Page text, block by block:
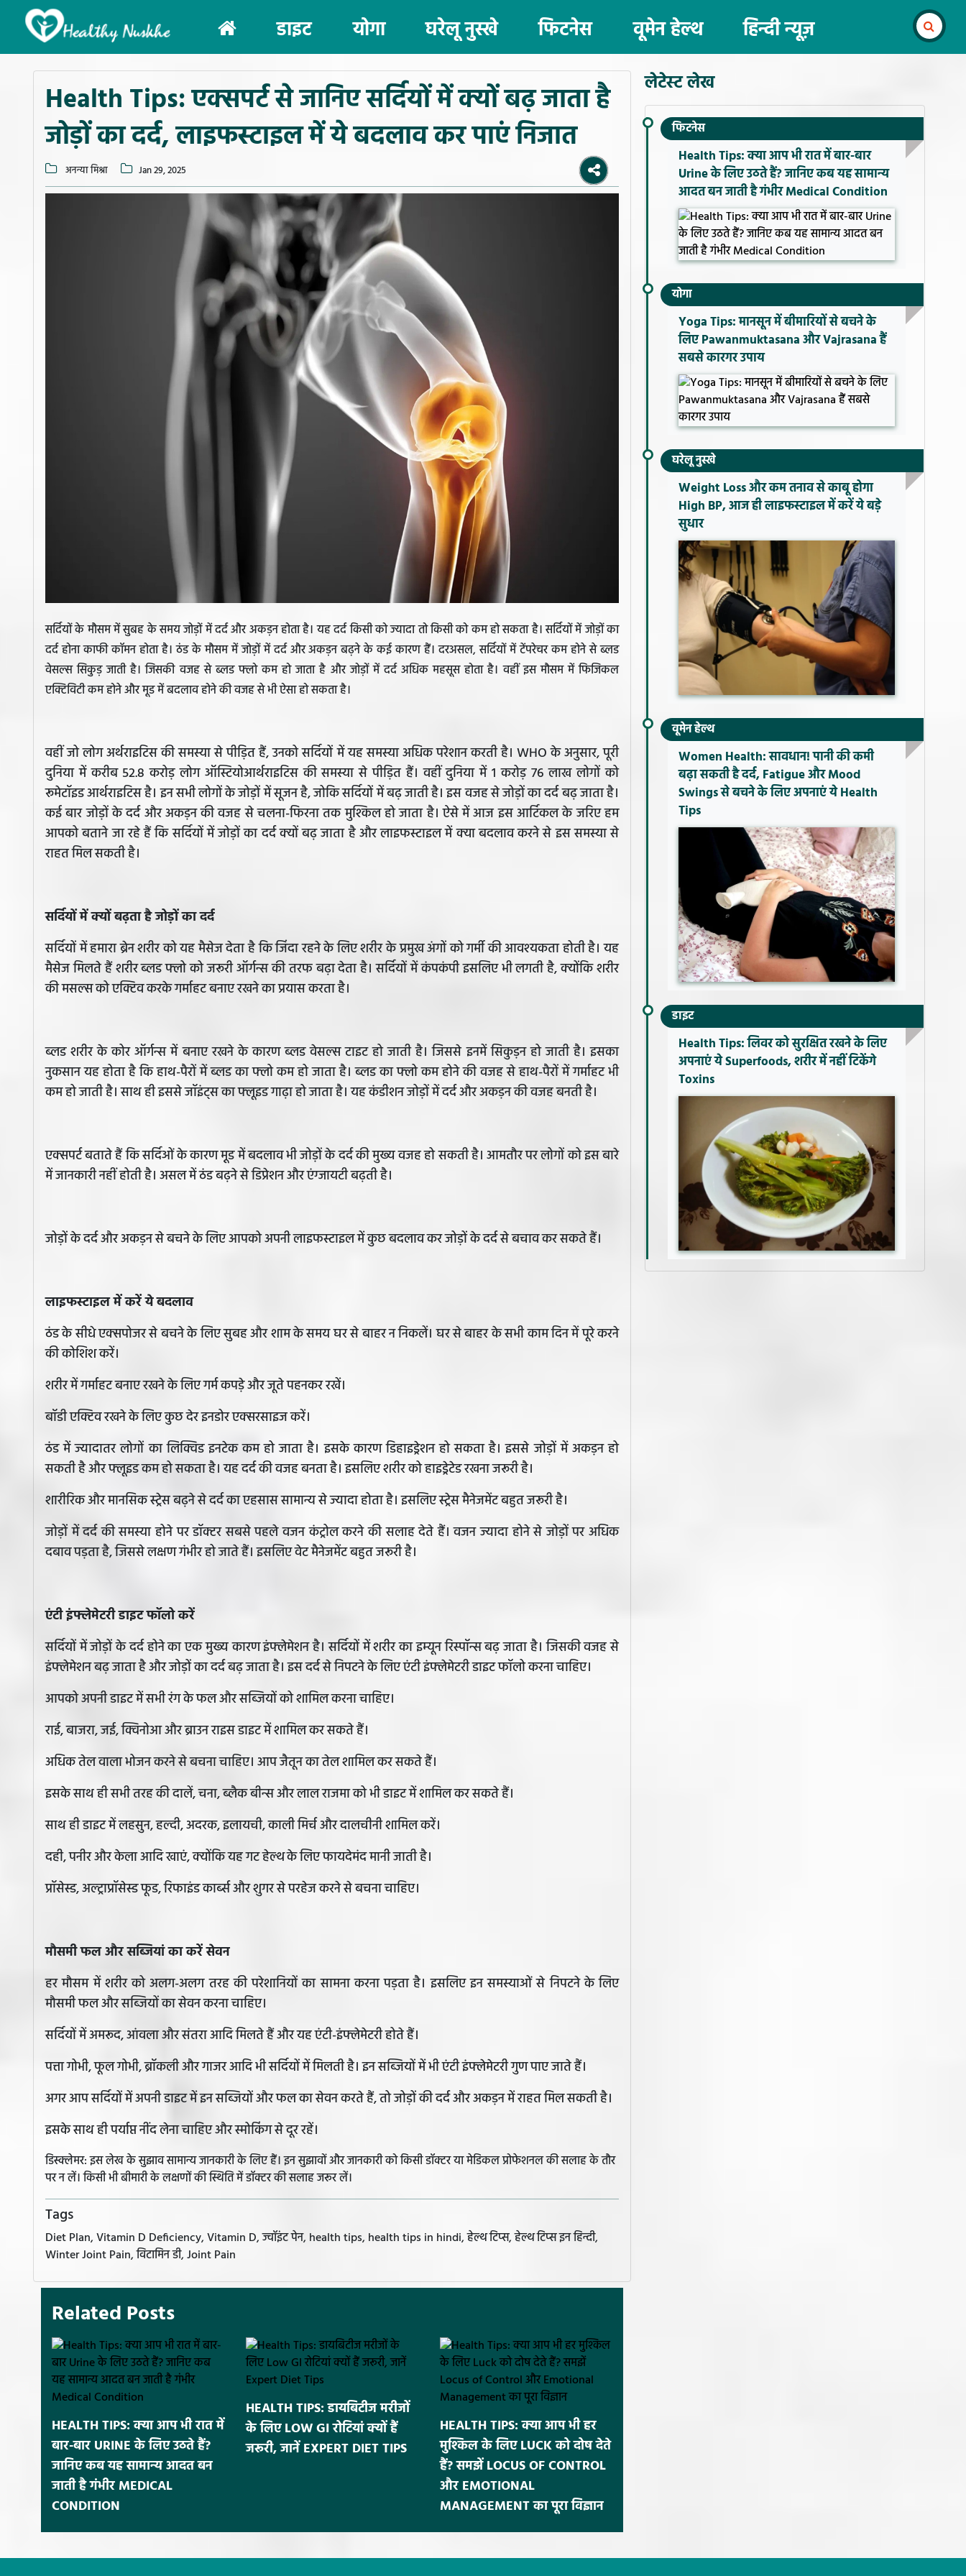
(current)
डाइट योगा घरेलू नुस्खे फिटनेस वूमेन हेल्थ हिन्दी न्यूज़
Health Tips: एक्सपर्ट से जानिए सर्दियों में क्यों बढ़ जाता है
जोड़ों का दर्द, लाइफस्टाइल में ये बदलाव कर पाएं निजात
अनन्या मिश्रा Jan 29, 2025
सर्दियों के मौसम में सुबह के समय जोड़ों में दर्द और अकड़न होता है। यह दर्द किसी को ज्यादा तो किसी को कम हो सकता है। सर्दियों में जोड़ों का
दर्द होना काफी कॉमन होता है। ठंड के मौसम में जोड़ों में दर्द और अकड़न बढ़ने के कई कारण हैं। दरअसल, सर्दियों में टेंपरेचर कम होने से ब्लड
वेसल्स सिकुड़ जाती है। जिसकी वजह से ब्लड फ्लो कम हो जाता है और जोड़ों में दर्द अधिक महसूस होता है। वहीं इस मौसम में फिजिकल
एक्टिविटी कम होने और मूड में बदलाव होने की वजह से भी ऐसा हो सकता है।
वहीं जो लोग अर्थराइटिस की समस्या से पीड़ित हैं, उनको सर्दियों में यह समस्या अधिक परेशान करती है। WHO के अनुसार, पूरी
दुनिया में करीब 52.8 करोड़ लोग ऑस्टियोआर्थराइटिस की समस्या से पीड़ित हैं। वहीं दुनिया में 1 करोड़ 76 लाख लोगों को
रूमेटॉइड आर्थराइटिस है। इन सभी लोगों के जोड़ों में सूजन है, जोकि सर्दियों में बढ़ जाती है। इस वजह से जोड़ों का दर्द बढ़ जाता है।
कई बार जोड़ों के दर्द और अकड़न की वजह से चलना-फिरना तक मुश्किल हो जाता है। ऐसे में आज इस आर्टिकल के जरिए हम
आपको बताने जा रहे हैं कि सर्दियों में जोड़ों का दर्द क्यों बढ़ जाता है और लाइफस्टाइल में क्या बदलाव करने से इस समस्या से
राहत मिल सकती है।
सर्दियों में क्यों बढ़ता है जोड़ों का दर्द
सर्दियों में हमारा ब्रेन शरीर को यह मैसेज देता है कि जिंदा रहने के लिए शरीर के प्रमुख अंगों को गर्मी की आवश्यकता होती है। यह
मैसेज मिलते हैं शरीर ब्लड फ्लो को जरूरी ऑर्गन्स की तरफ बढ़ा देता है। सर्दियों में कंपकंपी इसलिए भी लगती है, क्योंकि शरीर
की मसल्स को एक्टिव करके गर्माहट बनाए रखने का प्रयास करता है।
ब्लड शरीर के कोर ऑर्गन्स में बनाए रखने के कारण ब्लड वेसल्स टाइट हो जाती है। जिससे इनमें सिकुड़न हो जाती है। इसका
नुकसान यह होता है कि हाथ-पैरों में ब्लड का फ्लो कम हो जाता है। ब्लड का फ्लो कम होने की वजह से हाथ-पैरों में गर्माहट भी
कम हो जाती है। साथ ही इससे जॉइंट्स का फ्लूइड गाढ़ा हो जाता है। यह कंडीशन जोड़ों में दर्द और अकड़न की वजह बनती है।
एक्सपर्ट बताते हैं कि सर्दिओं के कारण मू़ड में बदलाव भी जोड़ों के दर्द की मुख्य वजह हो सकती है। आमतौर पर लोगों को इस बारे
में जानकारी नहीं होती है। असल में ठंड बढ़ने से डिप्रेशन और एंग्जायटी बढ़ती है।
जोड़ों के दर्द और अकड़न से बचने के लिए आपको अपनी लाइफस्टाइल में कुछ बदलाव कर जोड़ों के दर्द से बचाव कर सकते हैं।
लाइफस्टाइल में करें ये बदलाव
ठंड के सीधे एक्सपोजर से बचने के लिए सुबह और शाम के समय घर से बाहर न निकलें। घर से बाहर के सभी काम दिन में पूरे करने
की कोशिश करें।
शरीर में गर्माहट बनाए रखने के लिए गर्म कपड़े और जूते पहनकर रखें।
बॉडी एक्टिव रखने के लिए कुछ देर इनडोर एक्सरसाइज करें।
ठंड में ज्यादातर लोगों का लिक्विड इनटेक कम हो जाता है। इसके कारण डिहाइड्रेशन हो सकता है। इससे जोड़ों में अकड़न हो
सकती है और फ्लूइड कम हो सकता है। यह दर्द की वजह बनता है। इसलिए शरीर को हाइड्रेटेड रखना जरूरी है।
शारीरिक और मानसिक स्ट्रेस बढ़ने से दर्द का एहसास सामान्य से ज्यादा होता है। इसलिए स्ट्रेस मैनेजमेंट बहुत जरूरी है।
जोड़ों में दर्द की समस्या होने पर डॉक्टर सबसे पहले वजन कंट्रोल करने की सलाह देते हैं। वजन ज्यादा होने से जोड़ों पर अधिक
दबाव पड़ता है, जिससे लक्षण गंभीर हो जाते हैं। इसलिए वेट मैनेजमेंट बहुत जरूरी है।
एंटी इंफ्लेमेटरी डाइट फॉलो करें
सर्दियों में जोड़ों के दर्द होने का एक मुख्य कारण इंफ्लेमेशन है। सर्दियों में शरीर का इम्यून रिस्पॉन्स बढ़ जाता है। जिसकी वजह से
इंफ्लेमेशन बढ़ जाता है और जोड़ों का दर्द बढ़ जाता है। इस दर्द से निपटने के लिए एंटी इंफ्लेमेटरी डाइट फॉलो करना चाहिए।
आपको अपनी डाइट में सभी रंग के फल और सब्जियों को शामिल करना चाहिए।
राई, बाजरा, जई, क्विनोआ और ब्राउन राइस डाइट में शामिल कर सकते हैं।
अधिक तेल वाला भोजन करने से बचना चाहिए। आप जैतून का तेल शामिल कर सकते हैं।
इसके साथ ही सभी तरह की दालें, चना, ब्लैक बीन्स और लाल राजमा को भी डाइट में शामिल कर सकते हैं।
साथ ही डाइट में लहसुन, हल्दी, अदरक, इलायची, काली मिर्च और दालचीनी शामिल करें।
दही, पनीर और केला आदि खाएं, क्योंकि यह गट हेल्थ के लिए फायदेमंद मानी जाती है।
प्रॉसेस्ड, अल्ट्राप्रॉसेस्ड फूड, रिफाइंड कार्ब्स और शुगर से परहेज करने से बचना चाहिए।
मौसमी फल और सब्जियां का करें सेवन
हर मौसम में शरीर को अलग-अलग तरह की परेशानियों का सामना करना पड़ता है। इसलिए इन समस्याओं से निपटने के लिए
मौसमी फल और सब्जियों का सेवन करना चाहिए।
सर्दियों में अमरूद, आंवला और संतरा आदि मिलते हैं और यह एंटी-इंफ्लेमेटरी होते हैं।
पत्ता गोभी, फूल गोभी, ब्रॉकली और गाजर आदि भी सर्दियों में मिलती है। इन सब्जियों में भी एंटी इंफ्लेमेटरी गुण पाए जाते हैं।
अगर आप सर्दियों में अपनी डाइट में इन सब्जियों और फल का सेवन करते हैं, तो जोड़ों की दर्द और अकड़न में राहत मिल सकती है।
इसके साथ ही पर्याप्त नींद लेना चाहिए और स्मोकिंग से दूर रहें।
डिस्क्लेमर: इस लेख के सुझाव सामान्य जानकारी के लिए हैं। इन सुझावों और जानकारी को किसी डॉक्टर या मेडिकल प्रोफेशनल की सलाह के तौर
पर न लें। किसी भी बीमारी के लक्षणों की स्थिति में डॉक्टर की सलाह जरूर लें।
Tags
Diet Plan, Vitamin D Deficiency, Vitamin D, ज्वॉइंट पेन, health tips, health tips in hindi, हेल्थ टिप्स, हेल्थ टिप्स इन हिन्दी,
Winter Joint Pain, विटामिन डी, Joint Pain
Related Posts
HEALTH TIPS: क्या आप भी रात में
बार-बार URINE के लिए उठते हैं?
जानिए कब यह सामान्य आदत बन
जाती है गंभीर MEDICAL
CONDITION
HEALTH TIPS: डायबिटीज मरीजों
के लिए LOW GI रोटियां क्यों हैं
जरूरी, जानें EXPERT DIET TIPS
HEALTH TIPS: क्या आप भी हर
मुश्किल के लिए LUCK को दोष देते
हैं? समझें LOCUS OF CONTROL
और EMOTIONAL
MANAGEMENT का पूरा विज्ञान
लेटेस्ट लेख
फिटनेस
Health Tips: क्या आप भी रात में बार-बार
Urine के लिए उठते हैं? जानिए कब यह सामान्य
आदत बन जाती है गंभीर Medical Condition
योगा
Yoga Tips: मानसून में बीमारियों से बचने के
लिए Pawanmuktasana और Vajrasana हैं
सबसे कारगर उपाय
घरेलू नुस्खे
Weight Loss और कम तनाव से काबू होगा
High BP, आज ही लाइफस्टाइल में करें ये बड़े
सुधार
वूमेन हेल्थ
Women Health: सावधान! पानी की कमी
बढ़ा सकती है दर्द, Fatigue और Mood
Swings से बचने के लिए अपनाएं ये Health
Tips
डाइट
Health Tips: लिवर को सुरक्षित रखने के लिए
अपनाएं ये Superfoods, शरीर में नहीं टिकेंगे
Toxins